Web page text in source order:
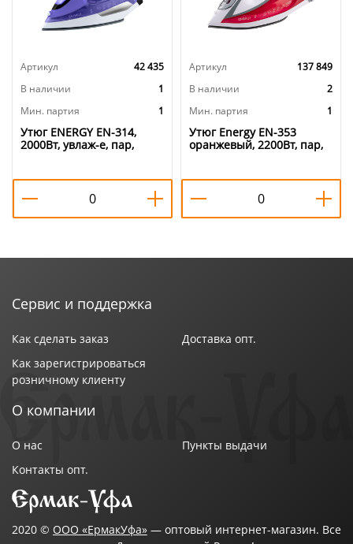
Артикул
42 435
В наличии
1
Мин. партия
1
Утюг ENERGY EN-314,
2000Вт, увлаж-е, пар,
1/10
Артикул
137 849
В наличии
2
Мин. партия
1
Утюг Energy EN-353
оранжевый, 2200Вт, пар,
антинакипь, 1/10
Сервис и поддержка
Как сделать заказ
Как зарегистрироваться
розничному клиенту
Доставка опт.
О компании
О нас
Контакты опт.
Пункты выдачи
2020 © ООО «ЕрмакУфа» — оптовый интернет-магазин. Все